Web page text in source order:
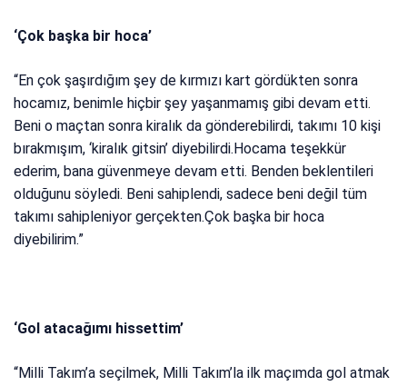
‘Çok başka bir hoca’
“En çok şaşırdığım şey de kırmızı kart gördükten sonra
hocamız, benimle hiçbir şey yaşanmamış gibi devam etti.
Beni o maçtan sonra kiralık da gönderebilirdi, takımı 10 kişi
bırakmışım, ‘kiralık gitsin’ diyebilirdi.Hocama teşekkür
ederim, bana güvenmeye devam etti. Benden beklentileri
olduğunu söyledi. Beni sahiplendi, sadece beni değil tüm
takımı sahipleniyor gerçekten.Çok başka bir hoca
diyebilirim.”
‘Gol atacağımı hissettim’
“Milli Takım’a seçilmek, Milli Takım’la ilk maçımda gol atmak